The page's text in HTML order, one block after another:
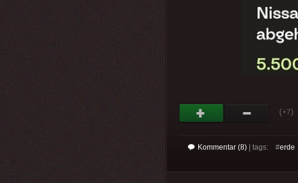
(+7)
Kommentar (8) | tags: #erde